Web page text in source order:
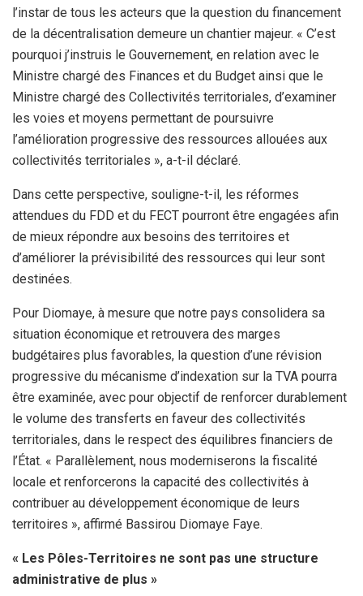
l’instar de tous les acteurs que la question du financement
de la décentralisation demeure un chantier majeur. « C’est
pourquoi j’instruis le Gouvernement, en relation avec le
Ministre chargé des Finances et du Budget ainsi que le
Ministre chargé des Collectivités territoriales, d’examiner
les voies et moyens permettant de poursuivre
l’amélioration progressive des ressources allouées aux
collectivités territoriales », a-t-il déclaré.
Dans cette perspective, souligne-t-il, les réformes
attendues du FDD et du FECT pourront être engagées afin
de mieux répondre aux besoins des territoires et
d’améliorer la prévisibilité des ressources qui leur sont
destinées.
Pour Diomaye, à mesure que notre pays consolidera sa
situation économique et retrouvera des marges
budgétaires plus favorables, la question d’une révision
progressive du mécanisme d’indexation sur la TVA pourra
être examinée, avec pour objectif de renforcer durablement
le volume des transferts en faveur des collectivités
territoriales, dans le respect des équilibres financiers de
l’État. « Parallèlement, nous moderniserons la fiscalité
locale et renforcerons la capacité des collectivités à
contribuer au développement économique de leurs
territoires », affirmé Bassirou Diomaye Faye.
« Les Pôles-Territoires ne sont pas une structure
administrative de plus »